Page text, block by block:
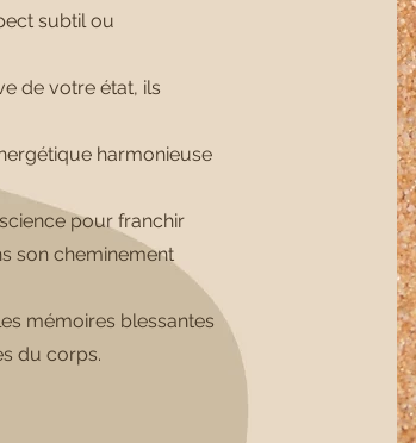
subtil ou
de votre état, ils
harmonieuse
pour franchir
son cheminement
mémoires blessantes
du corps.